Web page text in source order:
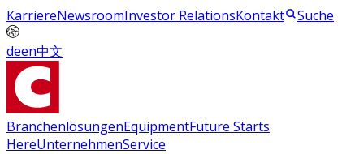
KarriereNewsroomInvestor RelationsKontakt
Suche
deen中文
BranchenlösungenEquipmentFuture Starts
HereUnternehmenService